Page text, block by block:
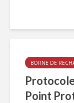
BORNE DE
Point